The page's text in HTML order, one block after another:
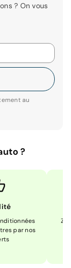
? On vous
au
?
par nos